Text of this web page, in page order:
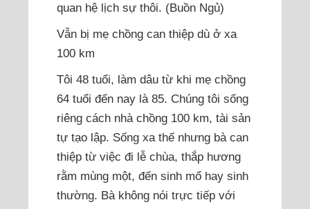
quan hệ lịch sự thôi. (Buồn Ngủ)
Vẫn bị mẹ chồng can thiệp dù ở xa
100 km
Tôi 48 tuổi, làm dâu từ khi mẹ chồng
64 tuổi đến nay là 85. Chúng tôi sống
riêng cách nhà chồng 100 km, tài sản
tự tạo lập. Sống xa thế nhưng bà can
thiệp từ việc đi lễ chùa, thắp hương
rằm mùng một, đến sinh mổ hay sinh
thường. Bà không nói trực tiếp với